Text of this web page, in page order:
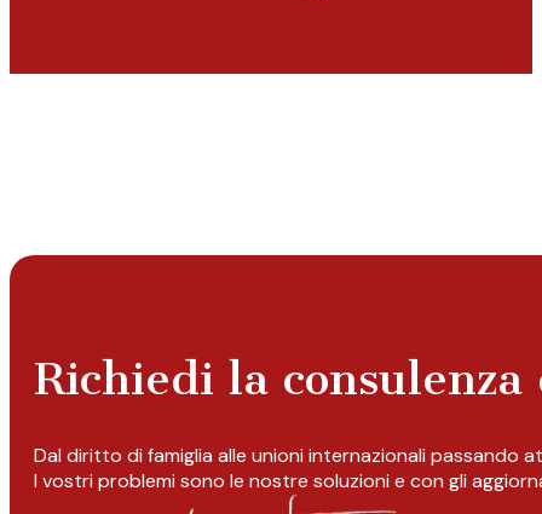
Richiedi la
Dal diritto di famiglia alle unioni internazionali passando
I vostri problemi sono le nostre soluzioni e con gli